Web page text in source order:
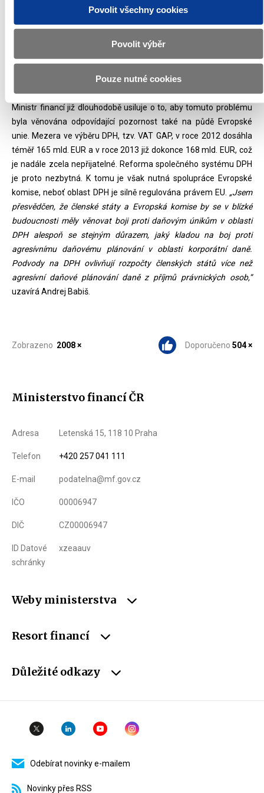
Povolit všechny cookies
Povolit výběr
Pouze nutné cookies
subjekty obchodujícímu s těmito komoditami. Přitom žádné
omezení, například pokud jde o hodnotu dané dodávky, navrženo
Navrhujeme účinnost již od 1. února 2016, neboť je nutné
z území jiných členských států na území České republiky,“
Ministr financí již dlouhodobě usiluje o to, aby tomuto problému
byla věnována odpovídající pozornost také na půdě Evropské
unie. Mezera ve výběru DPH, tzv. VAT GAP, v roce 2012 dosáhla
téměř 165 mld. EUR a v roce 2013 již dokonce 168 mld. EUR, což
je nadále zcela nepřijatelné. Reforma společného systému DPH
je proto nezbytná. K tomu je však nutná spolupráce Evropské
komise, neboť oblast DPH je silně regulována právem EU. „Jsem
přesvědčen, že členské státy a Evropská komise by se v blízké
budoucnosti měly věnovat boji proti daňovým únikům v oblasti
DPH alespoň se stejným důrazem, jaký kladou na boj proti
agresívnímu daňovému plánování v oblasti korporátní daně.
Podvody na DPH ovlivňují rozpočty členských států více než
agresívní daňové plánování daně z příjmů právnických osob,“
uzavírá Andrej Babiš.
Zobrazeno 2008 × Doporučeno 504 ×
Ministerstvo financí ČR
Adresa Letenská 15, 118 10 Praha
Telefon +420 257 041 111
E-mail podatelna@mf.gov.cz
IČO 00006947
DIČ CZ00006947
ID Datové
schránky
xzeaauv
Weby ministerstva
Resort financí
Důležité odkazy
Odebírat novinky e-mailem
Novinky přes RSS